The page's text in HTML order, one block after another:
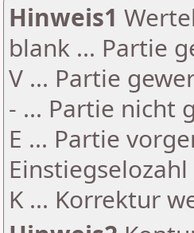
Hinweis1
blank ... Partie
V ... Partie
- ... Partie nicht
E ... Partie
K ... Korrektur